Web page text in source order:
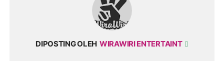
DIPOSTING OLEH WIRAWIRI ENTERTAINT